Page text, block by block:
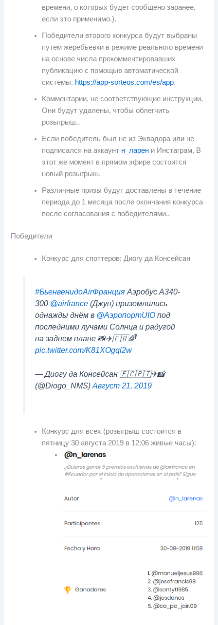
времени, о которых будет сообщено заранее,
если это применимо.).
Победители второго конкурса будут выбраны
путем жеребьевки в режиме реального времени
на основе числа прокомментировавших
публикацию с помощью автоматической
системы. https://app-sorteos.com/es/app.
Комментарии, не соответствующие инструкции,
Они будут удалены, чтобы облегчить
розыгрыш..
Если победитель был не из Эквадора или не
подписался на аккаунт н_ларен и Инстаграм, В
этот же момент в прямом эфире состоится
новый розыгрыш.
Различные призы будут доставлены в течение
периода до 1 месяца после окончания конкурса
после согласования с победителями..
Победители
Конкурс для споттеров: Диогу да Консейсан
#БьенвенидоAirФранцияАэробус А340-
300 @airfrance(Джун) приземлились
однажды днём в @АэропортUIOпод
последними лучами Солнца и радугой
на заднем плане 📸✈️🇫🇷🌈
pic.twitter.com/K81XOgql2w
— Диогу да Консейсан 🇪🇨🇵🇹✈📸
(@Diogo_NMS) Август 21, 2019
Конкурс для всех (розыгрыш состоится в
пятницу 30 августа 2019 в 12:06 живые часы):